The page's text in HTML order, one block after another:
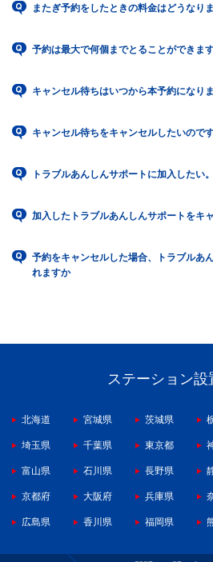
またぎ予約をしたときの料金はどうなり
予約は最大で何個までとることができま
キャンセル待ちはいつから本予約になり
キャンセル待ちをキャンセルしたいので
トラブルあんしんサポートに加入したい。
加入したトラブルあんしんサポートをキ
予約をキャンセルした場合、トラブルあ
れますか
ステーション設
北海道 宮城県 茨城県
埼玉県 千葉県 東京都
富山県 石川県 長野県
京都府 大阪府 兵庫県
広島県 香川県 福岡県